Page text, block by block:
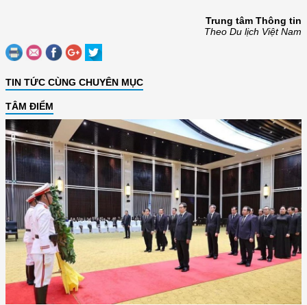
Trung tâm Thông tin
Theo Du lịch Việt Nam
TIN TỨC CÙNG CHUYÊN MỤC
TÂM ĐIỂM